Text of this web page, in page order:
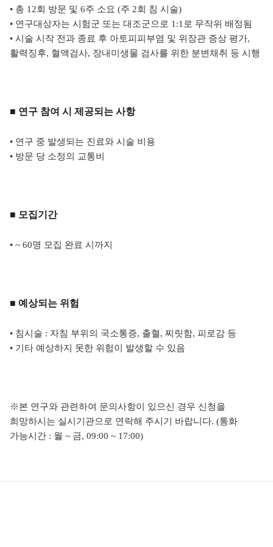
• 총 12회 방문 및 6주 소요 (주 2회 침 시술)
• 연구대상자는 시험군 또는 대조군으로 1:1로 무작위 배정됨
• 시술 시작 전과 종료 후 아토피피부염 및 위장관 증상 평가,
활력징후, 혈액검사, 장내미생물 검사를 위한 분변채취 등 시행
■ 연구 참여 시 제공되는 사항
• 연구 중 발생되는 진료와 시술 비용
• 방문 당 소정의 교통비
■ 모집기간
• ~ 60명 모집 완료 시까지
■ 예상되는 위험
• 침시술 : 자침 부위의 국소통증, 출혈, 찌릿함, 피로감 등
• 기타 예상하지 못한 위험이 발생할 수 있음
※본 연구와 관련하여 문의사항이 있으신 경우 신청을
희망하시는 실시기관으로 연락해 주시기 바랍니다. (통화
가능시간 : 월 ~ 금, 09:00 ~ 17:00)